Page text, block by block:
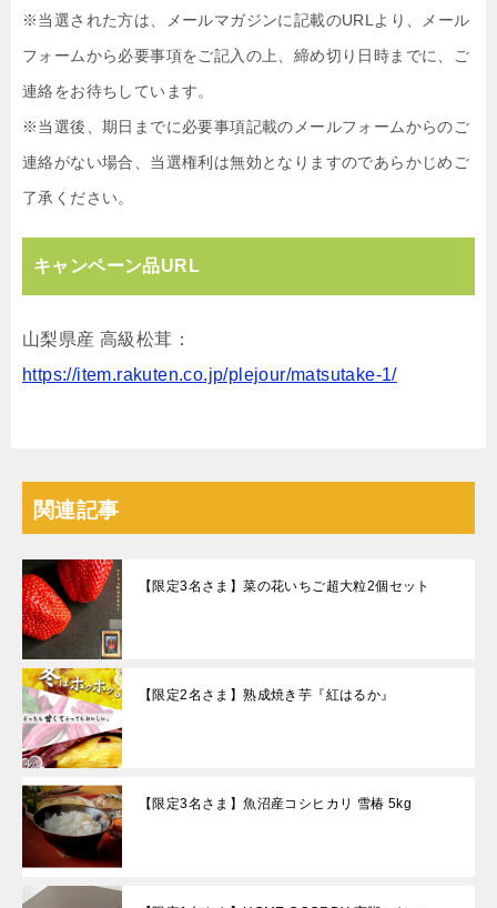
※当選された方は、メールマガジンに記載のURLより、メール
フォームから必要事項をご記入の上、締め切り日時までに、ご
連絡をお待ちしています。
※当選後、期日までに必要事項記載のメールフォームからのご
連絡がない場合、当選権利は無効となりますのであらかじめご
了承ください。
キャンペーン品URL
山梨県産 高級松茸：
https://item.rakuten.co.jp/plejour/matsutake-1/
関連記事
【限定3名さま】菜の花いちご超大粒2個セット
【限定2名さま】熟成焼き芋『紅はるか』
【限定3名さま】魚沼産コシヒカリ 雪椿 5kg